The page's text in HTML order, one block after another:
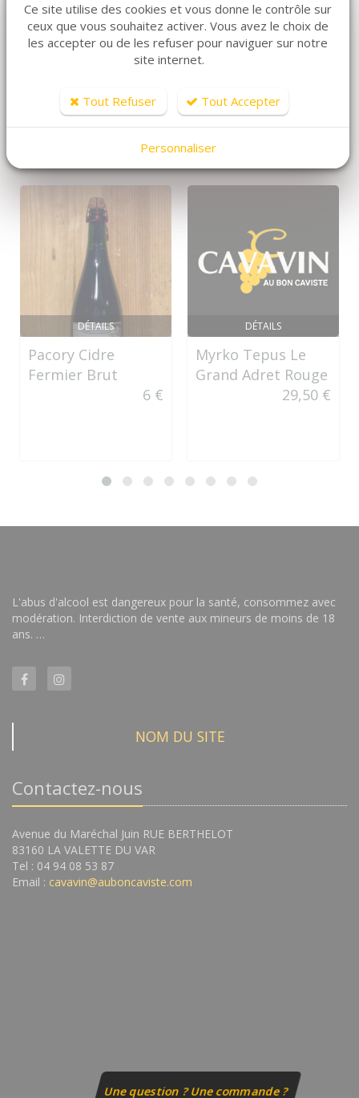
ARTICLES CONNEXES
Dans la même famille de produits, découvrez
également ces produits plébiscités par nos clients
DÉTAILS
Pacory Cidre
Fermier Brut
6 €
DÉTAILS
Myrko Tepus Le
Grand Adret Rouge
29,50 €
L'abus d'alcool est dangereux pour la santé, consommez avec
modération. Interdiction de vente aux mineurs de moins de 18
ans. …
NOM DU SITE
Contactez-nous
Avenue du Maréchal Juin RUE BERTHELOT
83160 LA VALETTE DU VAR
Tel : 04 94 08 53 87
Email : cavavin@auboncaviste.com
Une question ? Une commande ?
Ce site utilise des cookies et vous donne le contrôle sur
ceux que vous souhaitez activer. Vous avez le choix de
les accepter ou de les refuser pour naviguer sur notre
site internet.
Tout Refuser Tout Accepter
Personnaliser